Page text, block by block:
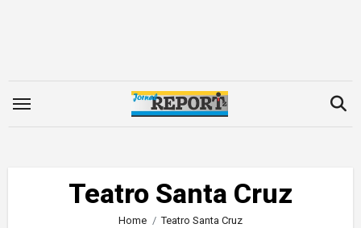
Teatro Santa Cruz
Home Teatro Santa Cruz